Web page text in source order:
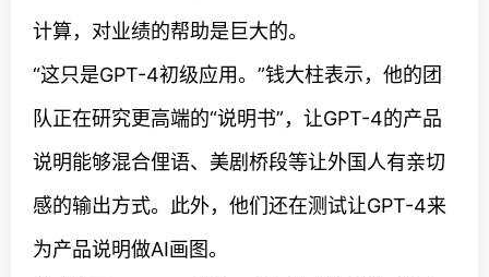
计算，对业绩的帮助是巨大的。
“这只是GPT-4初级应用。”钱大柱表示，他的团
队正在研究更高端的“说明书”，让GPT-4的产品
说明能够混合俚语、美剧桥段等让外国人有亲切
感的输出方式。此外，他们还在测试让GPT-4来
为产品说明做AI画图。